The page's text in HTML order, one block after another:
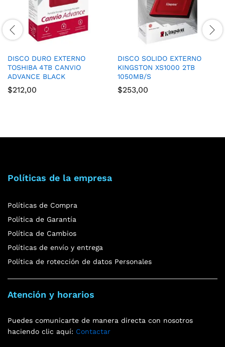
DISCO DURO EXTERNO
TOSHIBA 4TB CANVIO
ADVANCE BLACK
$212,00
DISCO SOLIDO EXTERNO
KINGSTON XS1000 2TB
1050MB/S
$253,00
Políticas de la empresa
Políticas de Compra
Política de Garantía
Política de Cambios
Políticas de envío y entrega
Política de rotección de datos Personales
Atención y horarios
Puedes comunicarte de manera directa con nosotros
haciendo clic aquí: Contactar